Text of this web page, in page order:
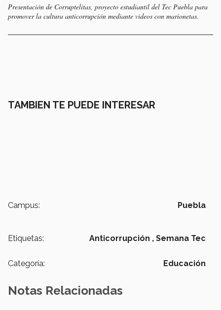
Presentación de Corruptelitas, proyecto estudiantil del Tec Puebla para
promover la cultura anticorrupción mediante videos con marionetas.
TAMBIEN TE PUEDE INTERESAR
Campus: Puebla
Etiquetas: Anticorrupción , Semana Tec
Categoría: Educación
Notas Relacionadas